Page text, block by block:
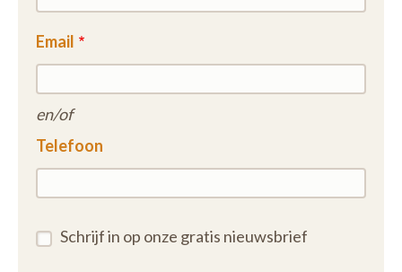
Email
en/of
Telefoon
Schrijf in op onze gratis nieuwsbrief